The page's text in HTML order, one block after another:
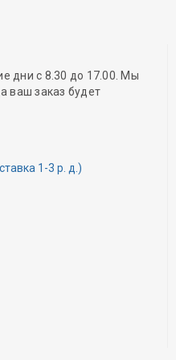
дни с 8.30 до 17.00. Мы
ваш заказ будет
1-3 р. д.)